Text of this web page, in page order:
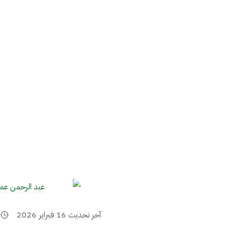
عبد الرحمن
آخر تحديث 16 فبراير 2026